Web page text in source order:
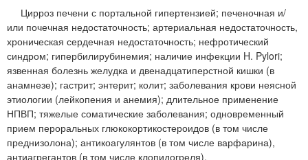
Цирроз печени с портальной гипертензией; печеночная и/
или почечная недостаточность; артериальная недостаточность,
хроническая сердечная недостаточность; нефротический
синдром; гипербилирубинемия; наличие инфекции H. Pylori;
язвенная болезнь желудка и двенадцатиперстной кишки (в
анамнезе); гастрит; энтерит; колит; заболевания крови неясной
этиологии (лейкопения и анемия); длительное применение
НПВП; тяжелые соматические заболевания; одновременный
прием пероральных глюкокортикостероидов (в том числе
преднизолона); антикоагулянтов (в том числе варфарина),
антиагрегантов (в том числе клопидогреля).